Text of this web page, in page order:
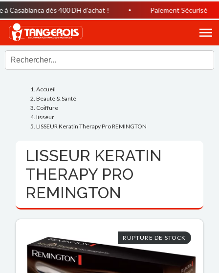
dès 400 DH d’achat ! Paiement Sécurisé
Accueil
Beauté & Santé
Coiffure
lisseur
LISSEUR Keratin Therapy Pro REMINGTON
LISSEUR KERATIN
THERAPY PRO
REMINGTON
RUPTURE DE STOCK